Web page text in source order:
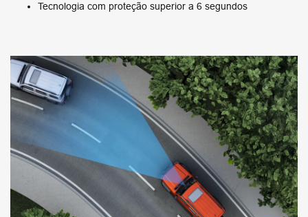
Tecnologia com proteção superior a 6 segundos